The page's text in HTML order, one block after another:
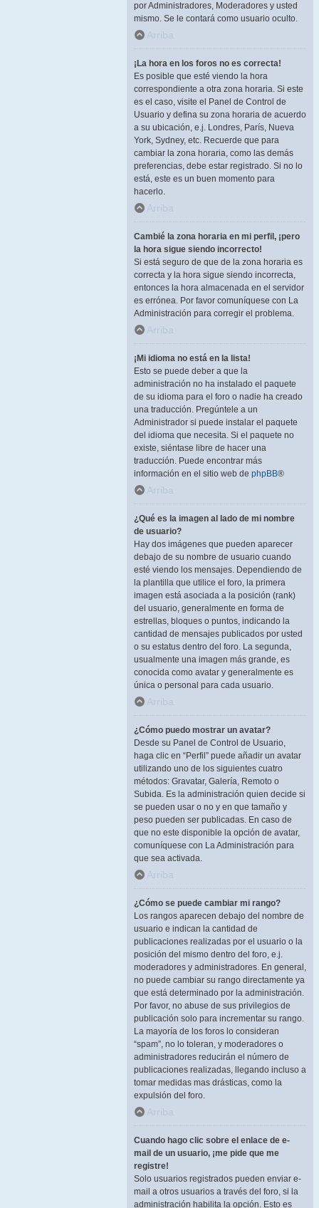
por Administradores, Moderadores y usted
mismo. Se le contará como usuario oculto.
Arriba
¡La hora en los foros no es correcta!
Es posible que esté viendo la hora
correspondiente a otra zona horaria. Si este
es el caso, visite el Panel de Control de
Usuario y defina su zona horaria de acuerdo
a su ubicación, e.j. Londres, París, Nueva
York, Sydney, etc. Recuerde que para
cambiar la zona horaria, como las demás
preferencias, debe estar registrado. Si no lo
está, este es un buen momento para
hacerlo.
Arriba
Cambié la zona horaria en mi perfil, ¡pero
la hora sigue siendo incorrecto!
Si está seguro de que de la zona horaria es
correcta y la hora sigue siendo incorrecta,
entonces la hora almacenada en el servidor
es errónea. Por favor comuníquese con La
Administración para corregir el problema.
Arriba
¡Mi idioma no está en la lista!
Esto se puede deber a que la
administración no ha instalado el paquete
de su idioma para el foro o nadie ha creado
una traducción. Pregúntele a un
Administrador si puede instalar el paquete
del idioma que necesita. Si el paquete no
existe, siéntase libre de hacer una
traducción. Puede encontrar más
información en el sitio web de phpBB®
Arriba
¿Qué es la imagen al lado de mi nombre
de usuario?
Hay dos imágenes que pueden aparecer
debajo de su nombre de usuario cuando
esté viendo los mensajes. Dependiendo de
la plantilla que utilice el foro, la primera
imagen está asociada a la posición (rank)
del usuario, generalmente en forma de
estrellas, bloques o puntos, indicando la
cantidad de mensajes publicados por usted
o su estatus dentro del foro. La segunda,
usualmente una imagen más grande, es
conocida como avatar y generalmente es
única o personal para cada usuario.
Arriba
¿Cómo puedo mostrar un avatar?
Desde su Panel de Control de Usuario,
haga clic en “Perfil” puede añadir un avatar
utilizando uno de los siguientes cuatro
métodos: Gravatar, Galería, Remoto o
Subida. Es la administración quien decide si
se pueden usar o no y en que tamaño y
peso pueden ser publicadas. En caso de
que no este disponible la opción de avatar,
comuníquese con La Administración para
que sea activada.
Arriba
¿Cómo se puede cambiar mi rango?
Los rangos aparecen debajo del nombre de
usuario e indican la cantidad de
publicaciones realizadas por el usuario o la
posición del mismo dentro del foro, e.j.
moderadores y administradores. En general,
no puede cambiar su rango directamente ya
que está determinado por la administración.
Por favor, no abuse de sus privilegios de
publicación solo para incrementar su rango.
La mayoría de los foros lo consideran
“spam”, no lo toleran, y moderadores o
administradores reducirán el número de
publicaciones realizadas, llegando incluso a
tomar medidas mas drásticas, como la
expulsión del foro.
Arriba
Cuando hago clic sobre el enlace de e-
mail de un usuario, ¡me pide que me
registre!
Solo usuarios registrados pueden enviar e-
mail a otros usuarios a través del foro, si la
administración habilita la opción. Esto es